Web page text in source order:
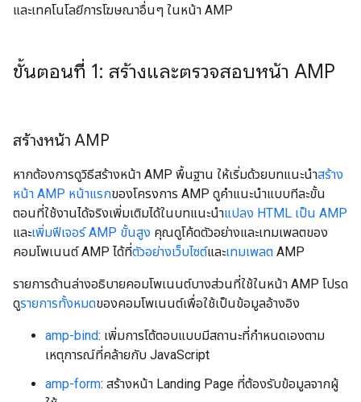
และเทคโนโลยีการโฆษณาอื่นๆ ในหน้า AMP
ขั้นตอนที่ 1: สร้างและตรวจสอบหน้า AMP
สร้างหน้า AMP
หากต้องการดูวิธีสร้างหน้า AMP พื้นฐาน ให้เริ่มด้วยบทแนะนำสร้าง
หน้า AMP หน้าแรกของโครงการ AMP ดูคำแนะนำแบบทีละขั้น
ตอนที่ใช้งานได้จริงเพิ่มเติมได้ในบทแนะนำแปลง HTML เป็น AMP
และเพิ่มฟีเจอร์ AMP ขั้นสูง คุณดูโค้ดตัวอย่างและเทมเพลตของ
คอมโพเนนต์ AMP ได้ที่ตัวอย่างเว็บไซต์และเทมเพลต AMP
รายการด้านล่างอธิบายคอมโพเนนต์บางส่วนที่ใช้ในหน้า AMP โปรด
ดูรายการทั้งหมดของคอมโพเนนต์เพื่อใช้เป็นข้อมูลอ้างอิง
amp-bind: เพิ่มการโต้ตอบแบบมีสถานะที่กําหนดเองตาม
เหตุการณ์ที่คล้ายกับ JavaScript
amp-form: สร้างหน้า Landing Page ที่ต้องรับข้อมูลจากผู้